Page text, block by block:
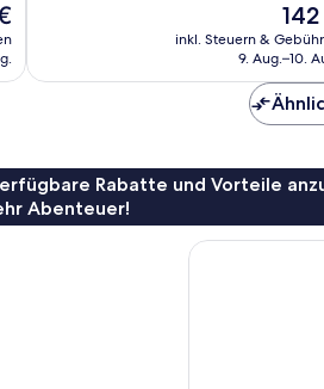
Der
Preis
inkl. Steuern &
9. Aug.–10.
Rabatte und Vorteile
Abenteuer!